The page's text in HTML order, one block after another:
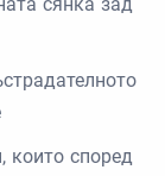
които според